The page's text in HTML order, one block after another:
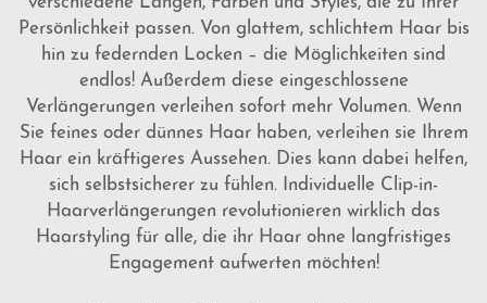
Persönlichkeit passen. Von glattem, schlichtem Haar bis
hin zu federnden Locken – die Möglichkeiten sind
endlos! Außerdem diese eingeschlossene
Verlängerungen verleihen sofort mehr Volumen. Wenn
Sie feines oder dünnes Haar haben, verleihen sie Ihrem
Haar ein kräftigeres Aussehen. Dies kann dabei helfen,
sich selbstsicherer zu fühlen. Individuelle Clip-in-
Haarverlängerungen revolutionieren wirklich das
Haarstyling für alle, die ihr Haar ohne langfristiges
Engagement aufwerten möchten!